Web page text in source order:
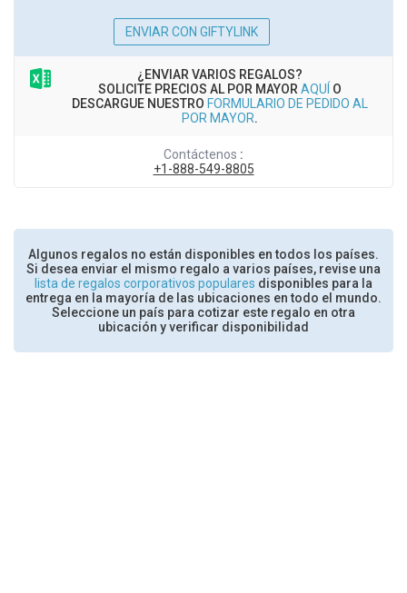
ENVIAR CON GIFTYLINK
¿ENVIAR VARIOS REGALOS?
SOLICITE PRECIOS AL POR MAYOR AQUÍ O
DESCARGUE NUESTRO FORMULARIO DE PEDIDO AL
POR MAYOR.
Contáctenos :
+1-888-549-8805
Algunos regalos no están disponibles en todos los países.
Si desea enviar el mismo regalo a varios países, revise una
lista de regalos corporativos populares disponibles para la
entrega en la mayoría de las ubicaciones en todo el mundo.
Seleccione un país para cotizar este regalo en otra
ubicación y verificar disponibilidad